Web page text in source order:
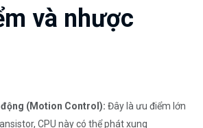
và nhược
(Motion Control): Đây là ưu điểm lớn
CPU này có thể phát xung